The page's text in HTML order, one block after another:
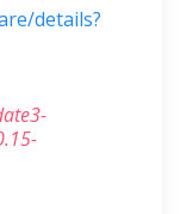
details?